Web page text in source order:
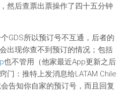
然后查票出票操作了四十五分钟
GDS所以预订号不互通，后者的
出现你查不到预订的情况；包括
也不管用（他家最近App更新之后
门：推特上发消息给LATAM Chile
告知你自家的预订号，而且回复